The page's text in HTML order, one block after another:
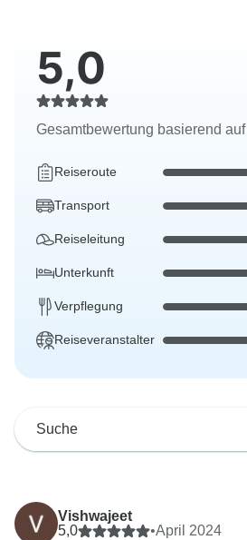
5,0
Gesamtbewertung basierend auf
Reiseroute
Transport
Reiseleitung
Unterkunft
Verpflegung
Reiseveranstalter
Vishwajeet
5,0
•April 2024